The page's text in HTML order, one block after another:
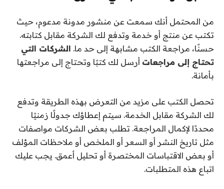
من المحتمل أنك سمعت عن منشور مدونة مدعوم، حيث
تكتب عن منتج أو خدمة وتدفع لك الشركة مقابل كتابته.
حسنًا، مراجعة الكتب مشابهة إلى حد ما. الشركات التي
تحتاج إلى مراجعات أرسل لك كتبًا وتحتاج إلى مراجعتها
بأمانة.
تحصل الكتب على مزيد من التعرض بهذه الطريقة وتدفع
لك الشركة مقابل الخدمة. سيتم إعطاؤك جدولًا زمنيًا
محددًا لإكمال المراجعة. تطلب بعض الشركات مواصفات
مثل تاريخ النشر أو السعر أو الملخص أو ملاحظات المؤلف
أو بعض الاقتباسات المختصرة أو تحليل أعمق. يجب عليك
اتباع هذه المتطلبات.